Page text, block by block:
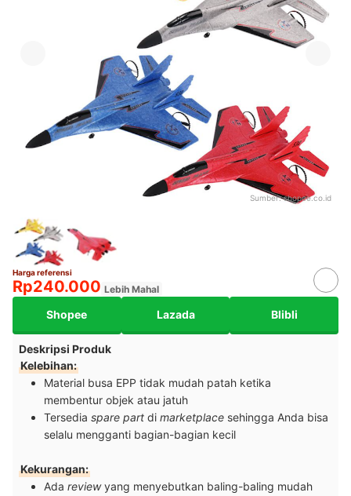
Sumber:shopee.co.id
Harga referensi
Rp240.000 Lebih Mahal
Shopee Lazada Blibli
Deskripsi Produk
Kelebihan:
Material busa EPP tidak mudah patah ketika
membentur objek atau jatuh
Tersedia spare part di marketplace sehingga Anda bisa
selalu mengganti bagian-bagian kecil
Kekurangan:
Ada reviewyang menyebutkan baling-baling mudah